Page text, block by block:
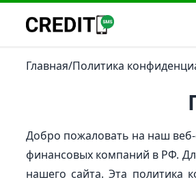
Главная/Политика
Добро пожаловать на наш
финансовых компаний в РФ.
нашего сайта. Эта политика